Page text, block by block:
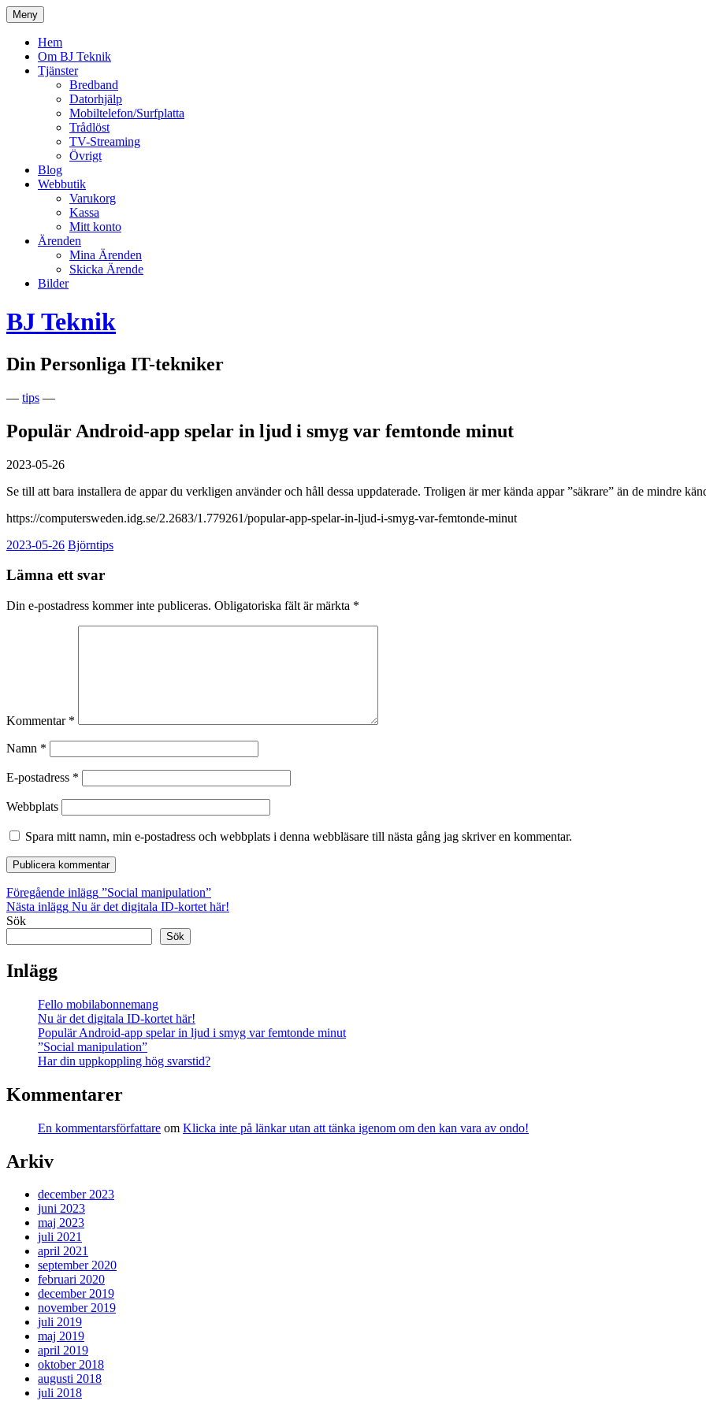
Hoppa
till
innehåll
Meny
Hem
Om BJ Teknik
Tjänster
Bredband
Datorhjälp
Mobiltelefon/Surfplatta
Trådlöst
TV-Streaming
Övrigt
Blog
Webbutik
Varukorg
Kassa
Mitt konto
Ärenden
Mina Ärenden
Skicka Ärende
Bilder
BJ Teknik
Din Personliga IT-tekniker
— tips —
Populär Android-app spelar in ljud i smyg var femtonde minut
2023-05-26
Se till att bara installera de appar du verkligen använder och håll dessa uppdaterade. Troligen är mer kända appar ”säkrare” än de mindre
https://computersweden.idg.se/2.2683/1.779261/popular-app-spelar-in-ljud-i-smyg-var-femtonde-minut
2023-05-26 Björntips
Lämna ett svar
Din e-postadress kommer inte publiceras. Obligatoriska fält är märkta *
Kommentar *
Namn *
E-postadress *
Webbplats
Spara mitt namn, min e-postadress och webbplats i denna webbläsare till nästa gång jag skriver en kommentar.
Inläggsnavigering
Föregående inlägg ”Social manipulation”
Nästa inlägg Nu är det digitala ID-kortet här!
Sök
Sök
Inlägg
Fello mobilabonnemang
Nu är det digitala ID-kortet här!
Populär Android-app spelar in ljud i smyg var femtonde minut
”Social manipulation”
Har din uppkoppling hög svarstid?
Kommentarer
En kommentarsförfattare om Klicka inte på länkar utan att tänka igenom om den kan vara av ondo!
Arkiv
december 2023
juni 2023
maj 2023
juli 2021
april 2021
september 2020
februari 2020
december 2019
november 2019
juli 2019
maj 2019
april 2019
oktober 2018
augusti 2018
juli 2018